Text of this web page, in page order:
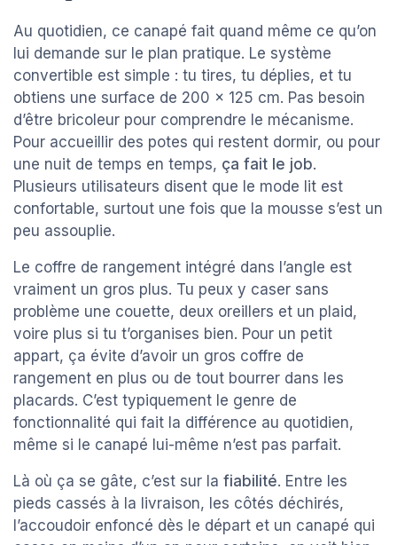
Au quotidien, ce canapé fait quand même ce qu’on
lui demande sur le plan pratique. Le système
convertible est simple : tu tires, tu déplies, et tu
obtiens une surface de 200 x 125 cm. Pas besoin
d’être bricoleur pour comprendre le mécanisme.
Pour accueillir des potes qui restent dormir, ou pour
une nuit de temps en temps, ça fait le job.
Plusieurs utilisateurs disent que le mode lit est
confortable, surtout une fois que la mousse s’est un
peu assouplie.
Le coffre de rangement intégré dans l’angle est
vraiment un gros plus. Tu peux y caser sans
problème une couette, deux oreillers et un plaid,
voire plus si tu t’organises bien. Pour un petit
appart, ça évite d’avoir un gros coffre de
rangement en plus ou de tout bourrer dans les
placards. C’est typiquement le genre de
fonctionnalité qui fait la différence au quotidien,
même si le canapé lui-même n’est pas parfait.
Là où ça se gâte, c’est sur la fiabilité. Entre les
pieds cassés à la livraison, les côtés déchirés,
l’accoudoir enfoncé dès le départ et un canapé qui